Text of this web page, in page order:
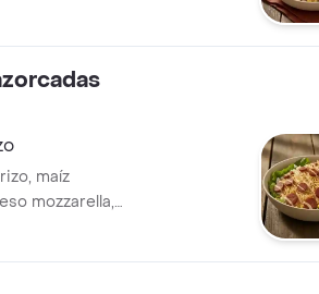
maíz
mozzarella,
de alioli.